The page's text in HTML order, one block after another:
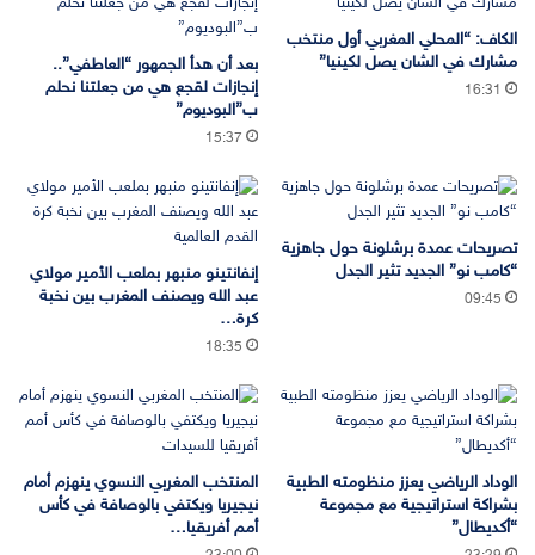
الكاف: “المحلي المغربي أول منتخب
مشارك في الشان يصل لكينيا”
16:31
بعد أن هدأ الجمهور “العاطفي”..
إنجازات لقجع هي من جعلتنا نحلم
ب”البوديوم”
15:37
تصريحات عمدة برشلونة حول جاهزية
“كامب نو” الجديد تثير الجدل
09:45
إنفانتينو منبهر بملعب الأمير مولاي
عبد الله ويصنف المغرب بين نخبة
كرة…
18:35
الوداد الرياضي يعزز منظومته الطبية
بشراكة استراتيجية مع مجموعة
“أكديطال”
المنتخب المغربي النسوي ينهزم أمام
نيجيريا ويكتفي بالوصافة في كأس
أمم أفريقيا…